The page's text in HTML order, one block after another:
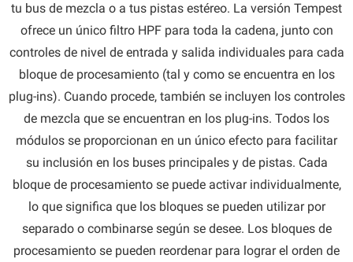
tu bus de mezcla o a tus pistas estéreo. La versión Tempest
ofrece un único filtro HPF para toda la cadena, junto con
controles de nivel de entrada y salida individuales para cada
bloque de procesamiento (tal y como se encuentra en los
plug-ins). Cuando procede, también se incluyen los controles
de mezcla que se encuentran en los plug-ins. Todos los
módulos se proporcionan en un único efecto para facilitar
su inclusión en los buses principales y de pistas. Cada
bloque de procesamiento se puede activar individualmente,
lo que significa que los bloques se pueden utilizar por
separado o combinarse según se desee. Los bloques de
procesamiento se pueden reordenar para lograr el orden de